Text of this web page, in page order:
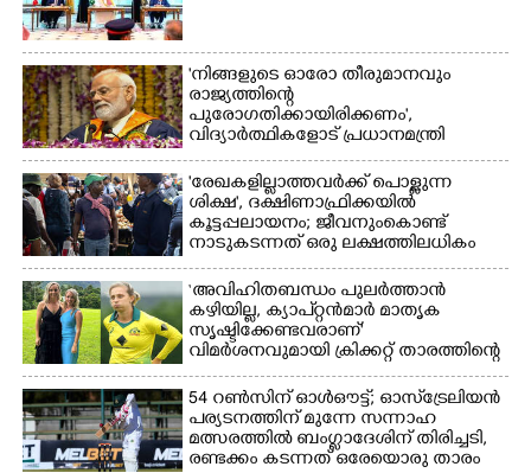
'നിങ്ങളുടെ ഓരോ തീരുമാനവും
രാജ്യത്തിന്റെ
പുരോഗതിക്കായിരിക്കണം',​
വിദ്യാർത്ഥികളോട് പ്രധാനമന്ത്രി
'രേഖകളില്ലാത്തവർക്ക് പൊള്ളുന്ന
ശിക്ഷ', ദക്ഷിണാഫ്രിക്കയിൽ
കൂട്ടപ്പലായനം; ജീവനുംകൊണ്ട്
നാടുകടന്നത് ഒരു ലക്ഷത്തിലധികം
പേർ
‘അവിഹിതബന്ധം പുലർത്താൻ
കഴിയില്ല,​ ക്യാപ്റ്റൻമാർ മാതൃക
സൃഷ്ടിക്കേണ്ടവരാണ്'
വിമർശനവുമായി ക്രിക്കറ്റ് താരത്തിന്റെ
ഭാര്യ
54 റൺസിന് ഓൾഔട്ട്; ഓസ്‌ട്രേലിയൻ
പര്യടനത്തിന് മുന്നേ സന്നാഹ
മത്സരത്തിൽ ബംഗ്ലാദേശിന് തിരിച്ചടി,
രണ്ടക്കം കടന്നത് ഒരേയൊരു താരം